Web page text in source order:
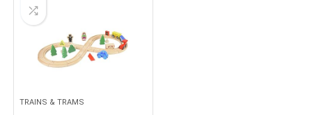
TRAINS & TRAMS